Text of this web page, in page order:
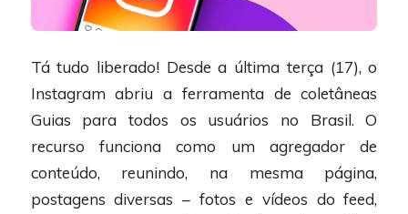
Tá tudo liberado! Desde a última terça (17), o
Instagram abriu a ferramenta de coletâneas
Guias para todos os usuários no Brasil. O
recurso funciona como um agregador de
conteúdo, reunindo, na mesma página,
postagens diversas – fotos e vídeos do feed,